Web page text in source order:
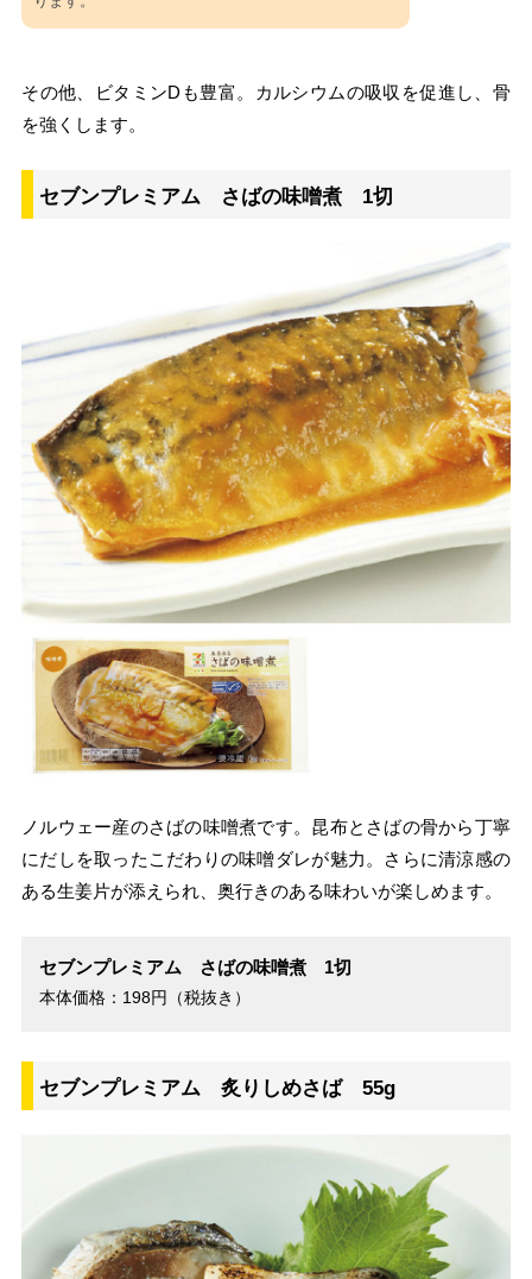
その他、ビタミンDも豊富。カルシウムの吸収を促進し、骨
を強くします。
セブンプレミアム さばの味噌煮 1切
ノルウェー産のさばの味噌煮です。昆布とさばの骨から丁寧
にだしを取ったこだわりの味噌ダレが魅力。さらに清涼感の
ある生姜片が添えられ、奥行きのある味わいが楽しめます。
セブンプレミアム さばの味噌煮 1切
本体価格：198円（税抜き）
セブンプレミアム 炙りしめさば 55g